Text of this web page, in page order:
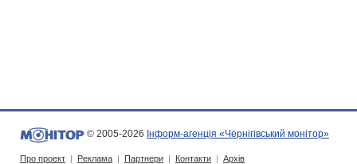
© 2005-2026 Інформ-агенція «Чернігівський монітор»
Про проект | Реклама | Партнери | Контакти | Архів